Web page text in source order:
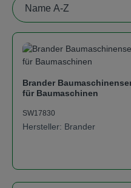
Brander
für Baumaschinen
SW17830
Hersteller: Brander